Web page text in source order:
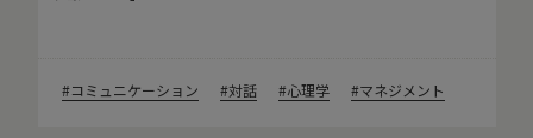
コミュニケーション 対話 心理学 マネジメント